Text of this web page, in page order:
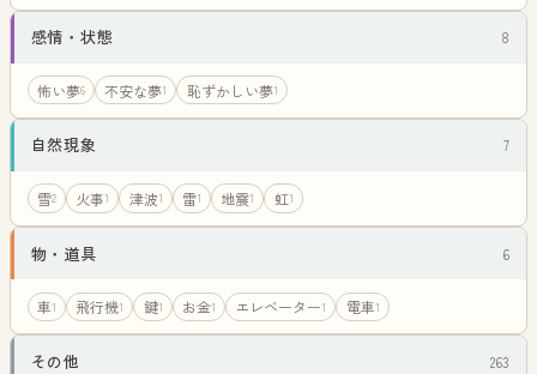
感情・状態 8
怖い夢6 不安な夢1 恥ずかしい夢1
自然現象 7
雪2 火事1 津波1 雷1 地震1 虹1
物・道具 6
車1 飛行機1 鍵1 お金1 エレベーター1 電車1
その他 263